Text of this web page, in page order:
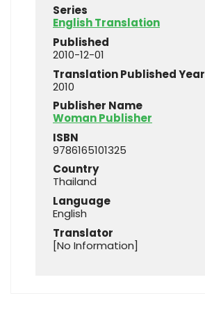
Series
English Translation
Published
2010-12-01
Translation Published Year
2010
Publisher Name
Woman Publisher
ISBN
9786165101325
Country
Thailand
Language
English
Translator
[No Information]